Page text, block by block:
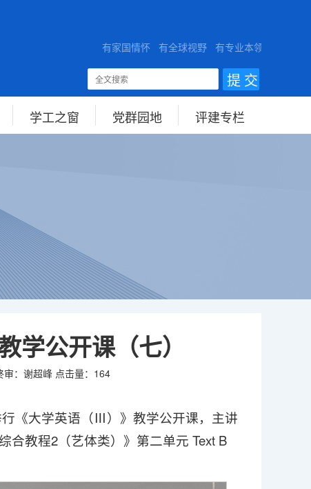
有家国情怀 有全球视野 有专业本领
学工之窗 党群园地 评建专栏
学公开课（七）
审：谢超峰 点击量： 164
《大学英语（Ⅲ）》教学公开课，主讲
合教程2（艺体类）》第二单元 Text B